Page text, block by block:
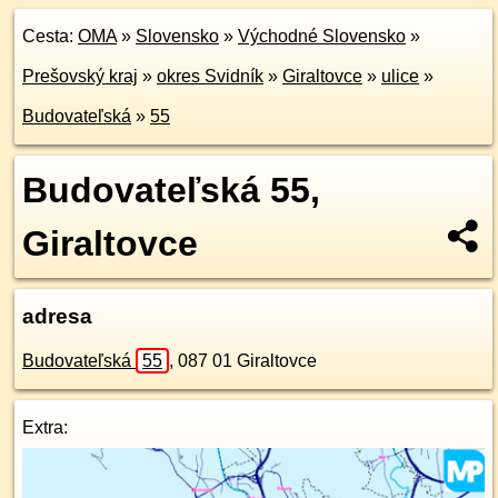
Cesta: OMA» Slovensko » Východné Slovensko »
Prešovský kraj » okres Svidník » Giraltovce » ulice »
Budovateľská » 55
Budovateľská 55,
Giraltovce
adresa
Budovateľská 55 , 087 01 Giraltovce
Extra: